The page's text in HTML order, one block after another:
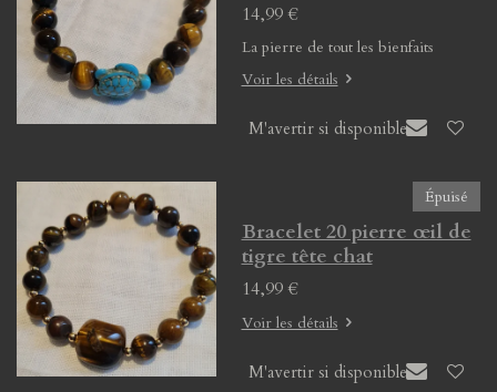
14,99 €
La pierre de tout les bienfaits
Voir les détails
M'avertir si disponible
Épuisé
Bracelet 20 pierre œil de
tigre tête chat
14,99 €
Voir les détails
M'avertir si disponible